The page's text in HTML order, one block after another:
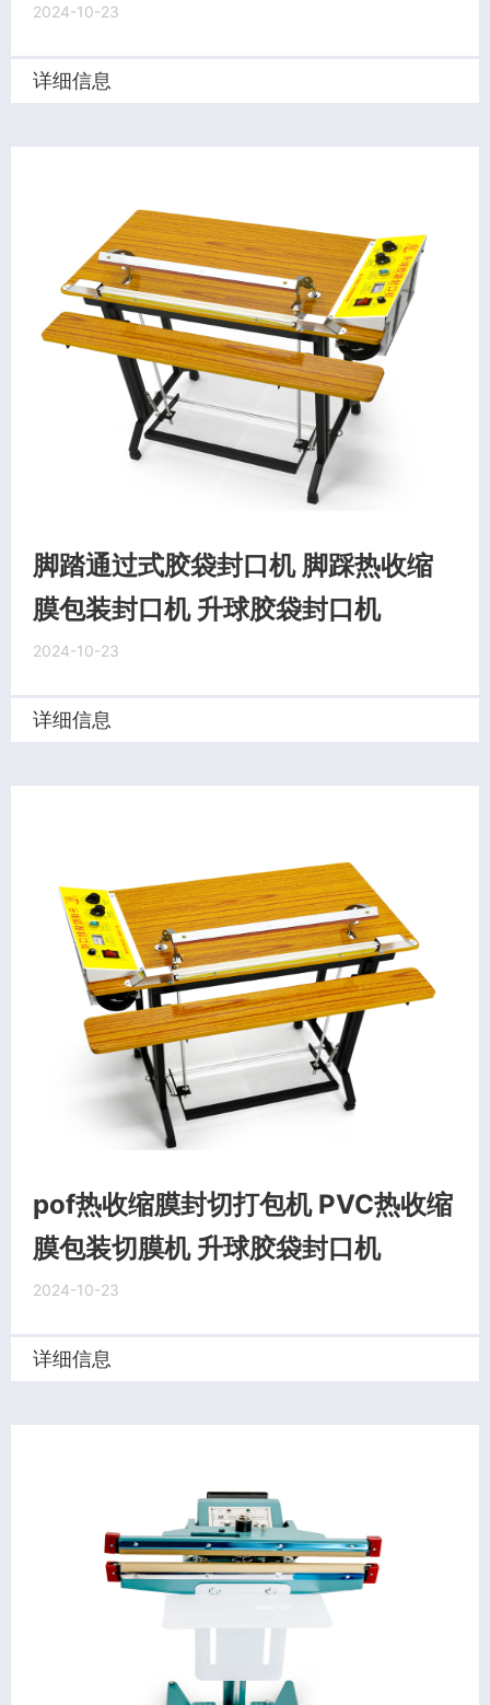
2024-10-23
详细信息
脚踏通过式胶袋封口机 脚踩热收缩
膜包装封口机 升球胶袋封口机
2024-10-23
详细信息
pof热收缩膜封切打包机 PVC热收缩
膜包装切膜机 升球胶袋封口机
2024-10-23
详细信息